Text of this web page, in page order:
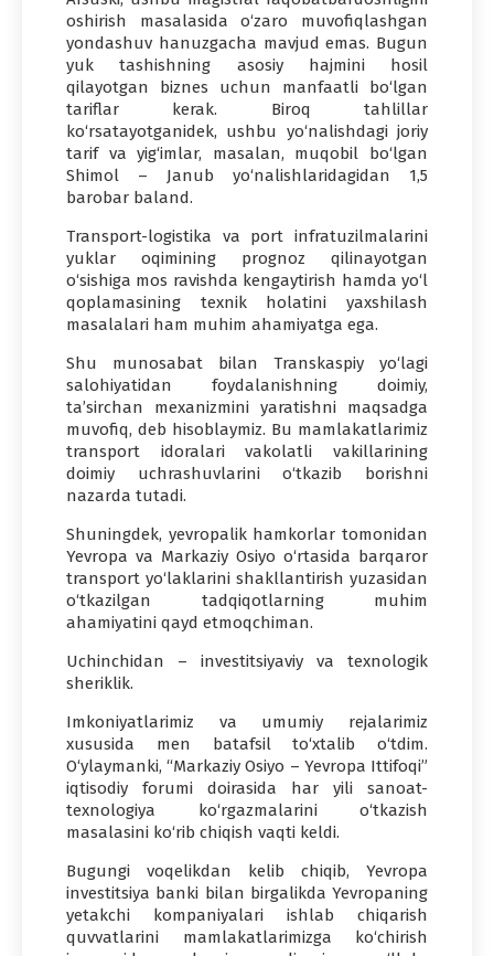
oshirish masalasida o‘zaro muvofiqlashgan
yondashuv hanuzgacha mavjud emas. Bugun
yuk tashishning asosiy hajmini hosil
qilayotgan biznes uchun manfaatli bo‘lgan
tariflar kerak. Biroq tahlillar
ko‘rsatayotganidek, ushbu yo‘nalishdagi joriy
tarif va yig‘imlar, masalan, muqobil bo‘lgan
Shimol – Janub yo‘nalishlaridagidan 1,5
barobar baland.
Transport-logistika va port infratuzilmalarini
yuklar oqimining prognoz qilinayotgan
o‘sishiga mos ravishda kengaytirish hamda yo‘l
qoplamasining texnik holatini yaxshilash
masalalari ham muhim ahamiyatga ega.
Shu munosabat bilan Transkaspiy yo‘lagi
salohiyatidan foydalanishning doimiy,
ta’sirchan mexanizmini yaratishni maqsadga
muvofiq, deb hisoblaymiz. Bu mamlakatlarimiz
transport idoralari vakolatli vakillarining
doimiy uchrashuvlarini o‘tkazib borishni
nazarda tutadi.
Shuningdek, yevropalik hamkorlar tomonidan
Yevropa va Markaziy Osiyo o‘rtasida barqaror
transport yo‘laklarini shakllantirish yuzasidan
o‘tkazilgan tadqiqotlarning muhim
ahamiyatini qayd etmoqchiman.
Uchinchidan – investitsiyaviy va texnologik
sheriklik.
Imkoniyatlarimiz va umumiy rejalarimiz
xususida men batafsil to‘xtalib o‘tdim.
O‘ylaymanki, “Markaziy Osiyo – Yevropa Ittifoqi”
iqtisodiy forumi doirasida har yili sanoat-
texnologiya ko‘rgazmalarini o‘tkazish
masalasini ko‘rib chiqish vaqti keldi.
Bugungi voqelikdan kelib chiqib, Yevropa
investitsiya banki bilan birgalikda Yevropaning
yetakchi kompaniyalari ishlab chiqarish
quvvatlarini mamlakatlarimizga ko‘chirish